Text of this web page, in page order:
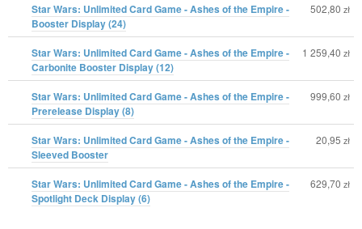
Star Wars: Unlimited Card Game - Ashes of the Empire -
Booster Display (24)
502,80 zł
Star Wars: Unlimited Card Game - Ashes of the Empire -
Carbonite Booster Display (12)
1 259,40 zł
Star Wars: Unlimited Card Game - Ashes of the Empire -
Prerelease Display (8)
999,60 zł
Star Wars: Unlimited Card Game - Ashes of the Empire -
Sleeved Booster
20,95 zł
Star Wars: Unlimited Card Game - Ashes of the Empire -
Spotlight Deck Display (6)
629,70 zł